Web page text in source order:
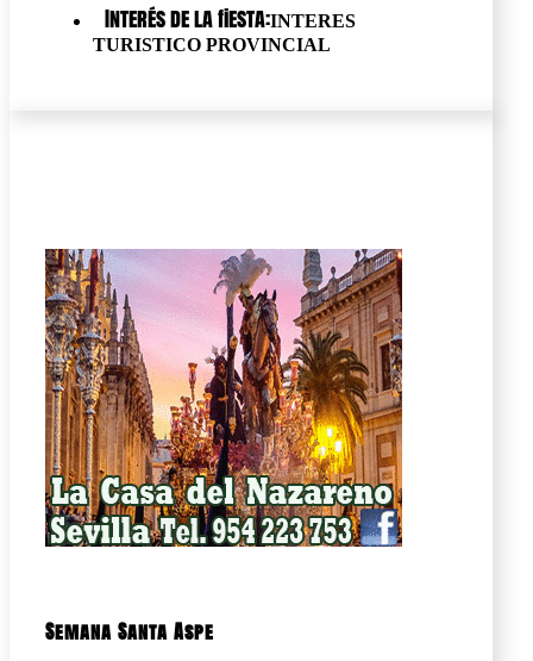
Interés de la fiesta:INTERES
TURISTICO PROVINCIAL
Semana Santa Aspe